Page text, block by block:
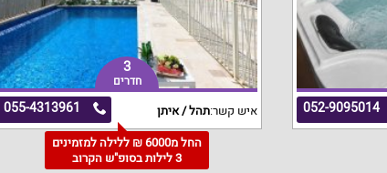
052-9095014
3
חדרים
055-4313961 איש קשר:תהל / איתן
החל מ6000 ₪ ללילה למזמינים
3 לילות בסופ"ש הקרוב